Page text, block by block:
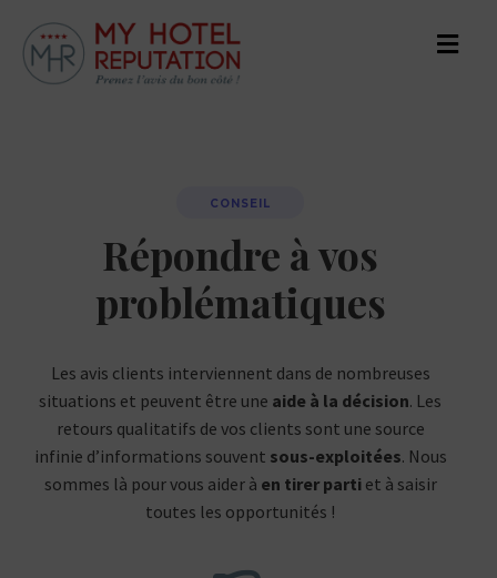
CONSEIL
Répondre à vos
problématiques
Les avis clients interviennent dans de nombreuses
situations et peuvent être une aide à la décision. Les
retours qualitatifs de vos clients sont une source
infinie d’informations souvent sous-exploitées. Nous
sommes là pour vous aider à en tirer partiet à saisir
toutes les opportunités !